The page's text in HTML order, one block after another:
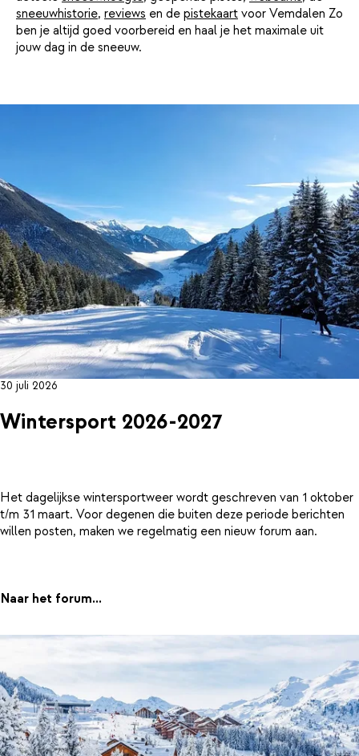
sneeuwhistorie, reviews en de pistekaart voor Vemdalen Zo
ben je altijd goed voorbereid en haal je het maximale uit
jouw dag in de sneeuw.
30 juli 2026
Wintersport 2026-2027
Het dagelijkse wintersportweer wordt geschreven van 1 oktober
t/m 31 maart. Voor degenen die buiten deze periode berichten
willen posten, maken we regelmatig een nieuw forum aan.
Naar het forum...